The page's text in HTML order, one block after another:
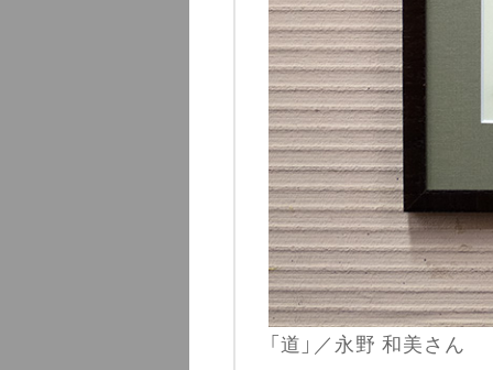
「道」／永野 和美さん